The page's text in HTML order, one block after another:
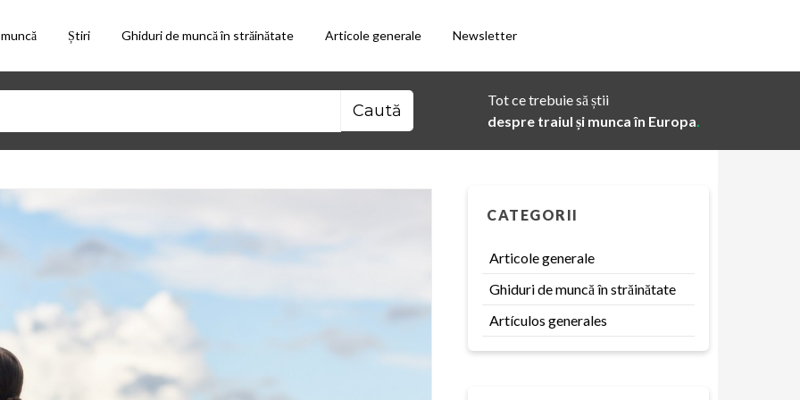
Știri Ghiduri de muncă în străinătate Articole generale Newsletter
Tot ce trebuie să știi
despre traiul și munca în Europa.
CATEGORII
Articole generale
Ghiduri de muncă în străinătate
Artículos generales